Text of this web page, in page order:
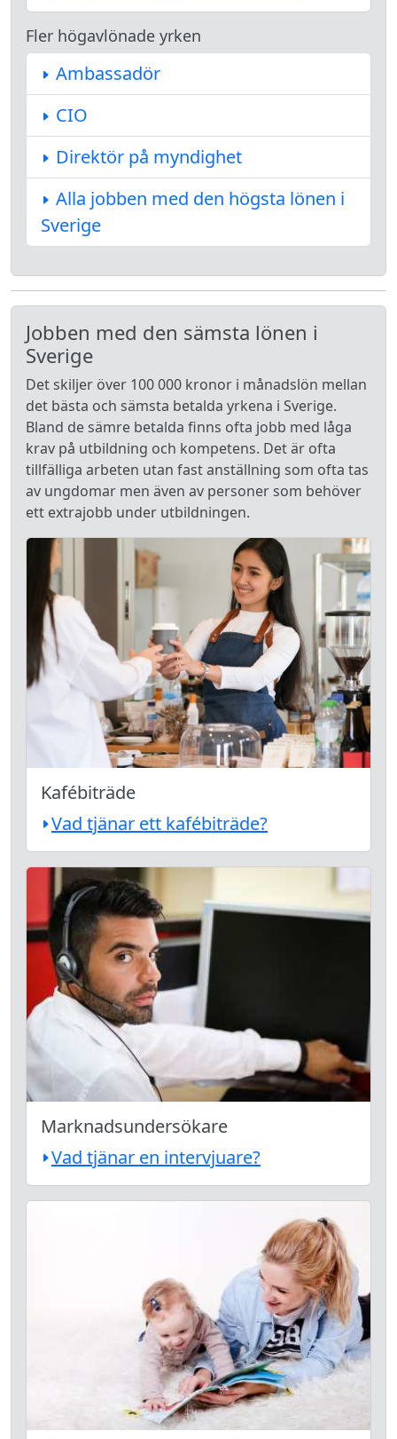
Fler högavlönade yrken
Ambassadör
CIO
Direktör på myndighet
Alla jobben med den högsta lönen i
Sverige
Jobben med den sämsta lönen i
Sverige
Det skiljer över 100 000 kronor i månadslön mellan
det bästa och sämsta betalda yrkena i Sverige.
Bland de sämre betalda finns ofta jobb med låga
krav på utbildning och kompetens. Det är ofta
tillfälliga arbeten utan fast anställning som ofta tas
av ungdomar men även av personer som behöver
ett extrajobb under utbildningen.
Kafébiträde
Vad tjänar ett kafébiträde?
Marknadsundersökare
Vad tjänar en intervjuare?